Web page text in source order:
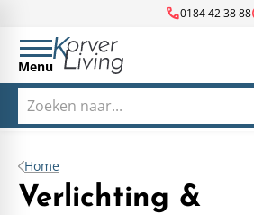
call0184 42 38 88
Menu
Home
Verlichting &